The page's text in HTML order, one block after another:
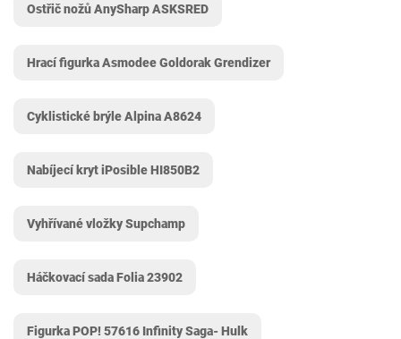
Ostřič nožů AnySharp ‎ASKSRED
Hrací figurka Asmodee Goldorak Grendizer
Cyklistické brýle Alpina A8624
Nabíjecí kryt iPosible HI850B2
Vyhřívané vložky Supchamp
Háčkovací sada Folia 23902
Figurka POP! 57616 Infinity Saga- Hulk